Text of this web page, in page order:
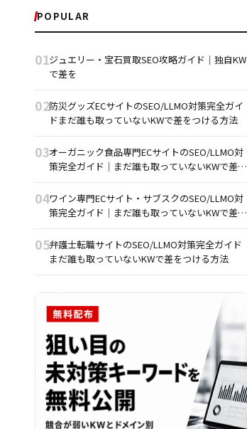
POPULAR
01ジュエリー・宝石買取SEO攻略ガイド｜独自KW
で差を
02防災グッズECサイトのSEO/LLMO対策完全ガイ
ドまだ誰も取っていないKWで差をつける方法
03オーガニック食品専門ECサイトのSEO/LLMO対
策完全ガイド｜まだ誰も取っていないKWで差を
04ワイン専門ECサイト・サブスクのSEO/LLMO対
策完全ガイド｜まだ誰も取っていないKWで差を
05弁護士転職サイトのSEO/LLMO対策完全ガイド
まだ誰も取っていないKWで差をつける方法